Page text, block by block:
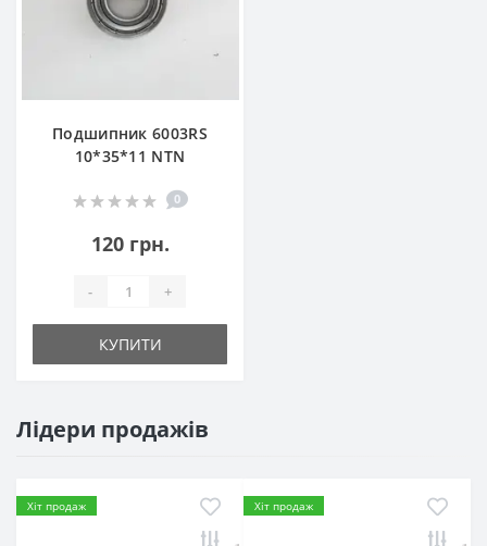
Подшипник 6003RS
10*35*11 NTN
0
120 грн.
- +
КУПИТИ
Лідери продажів
Хіт продаж Хіт продаж